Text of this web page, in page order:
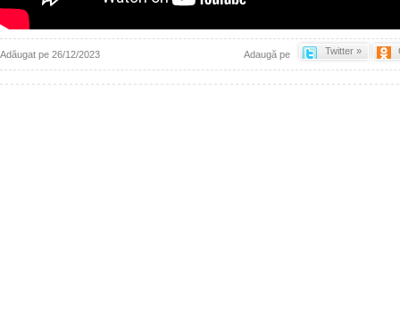
Adăugat pe 26/12/2023 Twitter »
Adaugă pe